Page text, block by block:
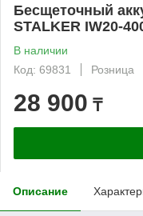
Бесщеточный
STALKER IW20-
В наличии
Код: 69831
Розница
28 900 ₸
Описание